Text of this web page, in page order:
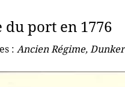
du port en 1776
: Ancien Régime,